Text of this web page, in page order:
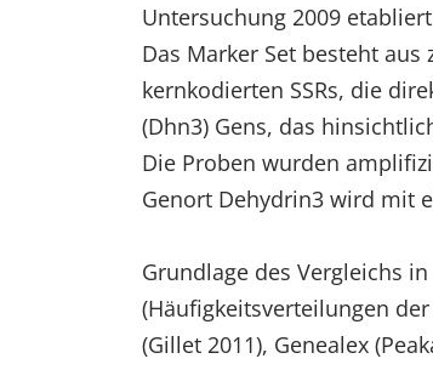
Untersuchung 2009
Das Marker Set besteht
kernkodierten SSRs, die
(Dhn3) Gens, das
Die Proben wurden
Genort Dehydrin3 wird mit
Grundlage des Vergleichs
(Häufigkeitsverteilungen
(Gillet 2011), Genealex